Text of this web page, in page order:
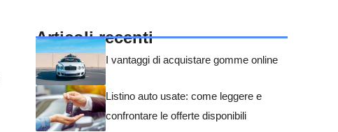
Articoli recenti
I vantaggi di acquistare gomme online
Listino auto usate: come leggere e
confrontare le offerte disponibili